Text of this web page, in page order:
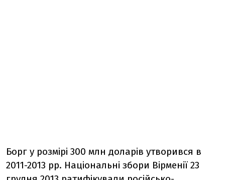
Борг у розмірі 300 млн доларів утворився в
2011-2013 рр. Національні збори Вірменії 23